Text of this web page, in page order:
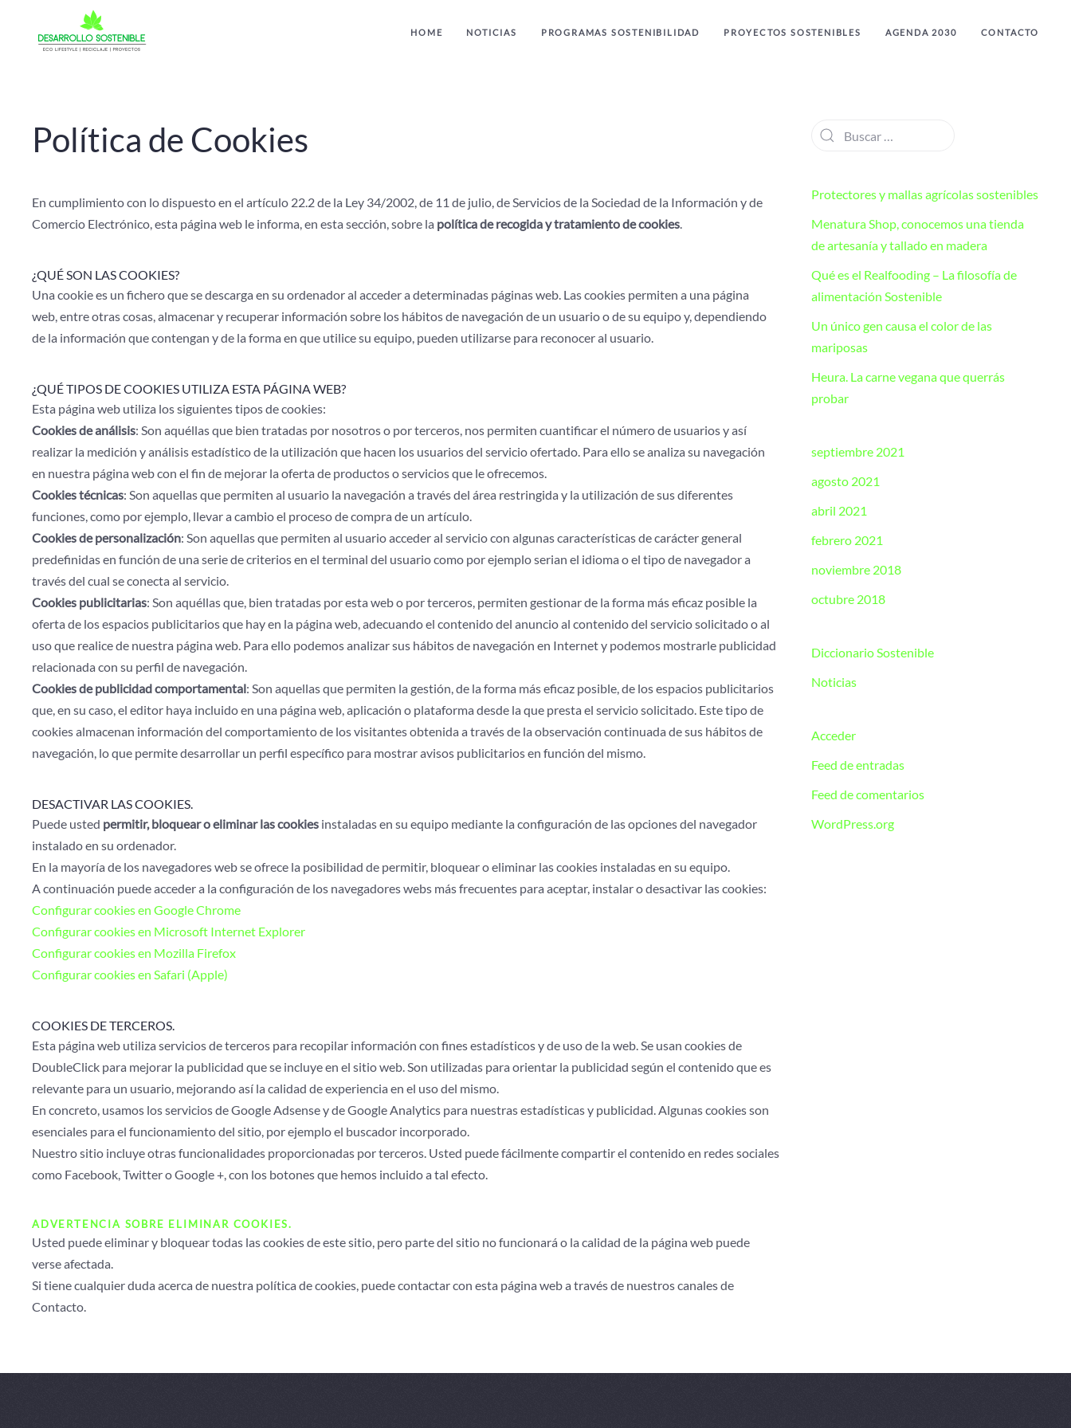
HOME NOTICIAS PROGRAMAS SOSTENIBILIDAD PROYECTOS SOSTENIBLES AGENDA 2030 CONTACTO
Política de Cookies
En cumplimiento con lo dispuesto en el artículo 22.2 de la Ley 34/2002, de 11 de julio, de Servicios de la Sociedad de la Información y de
Comercio Electrónico, esta página web le informa, en esta sección, sobre la política de recogida y tratamiento de cookies.
¿QUÉ SON LAS COOKIES?
Una cookie es un fichero que se descarga en su ordenador al acceder a determinadas páginas web. Las cookies permiten a una página
web, entre otras cosas, almacenar y recuperar información sobre los hábitos de navegación de un usuario o de su equipo y, dependiendo
de la información que contengan y de la forma en que utilice su equipo, pueden utilizarse para reconocer al usuario.
¿QUÉ TIPOS DE COOKIES UTILIZA ESTA PÁGINA WEB?
Esta página web utiliza los siguientes tipos de cookies:
Cookies de análisis: Son aquéllas que bien tratadas por nosotros o por terceros, nos permiten cuantificar el número de usuarios y así
realizar la medición y análisis estadístico de la utilización que hacen los usuarios del servicio ofertado. Para ello se analiza su navegación
en nuestra página web con el fin de mejorar la oferta de productos o servicios que le ofrecemos.
Cookies técnicas: Son aquellas que permiten al usuario la navegación a través del área restringida y la utilización de sus diferentes
funciones, como por ejemplo, llevar a cambio el proceso de compra de un artículo.
Cookies de personalización: Son aquellas que permiten al usuario acceder al servicio con algunas características de carácter general
predefinidas en función de una serie de criterios en el terminal del usuario como por ejemplo serian el idioma o el tipo de navegador a
través del cual se conecta al servicio.
Cookies publicitarias: Son aquéllas que, bien tratadas por esta web o por terceros, permiten gestionar de la forma más eficaz posible la
oferta de los espacios publicitarios que hay en la página web, adecuando el contenido del anuncio al contenido del servicio solicitado o al
uso que realice de nuestra página web. Para ello podemos analizar sus hábitos de navegación en Internet y podemos mostrarle publicidad
relacionada con su perfil de navegación.
Cookies de publicidad comportamental: Son aquellas que permiten la gestión, de la forma más eficaz posible, de los espacios publicitarios
que, en su caso, el editor haya incluido en una página web, aplicación o plataforma desde la que presta el servicio solicitado. Este tipo de
cookies almacenan información del comportamiento de los visitantes obtenida a través de la observación continuada de sus hábitos de
navegación, lo que permite desarrollar un perfil específico para mostrar avisos publicitarios en función del mismo.
DESACTIVAR LAS COOKIES.
Puede usted permitir, bloquear o eliminar las cookies instaladas en su equipo mediante la configuración de las opciones del navegador
instalado en su ordenador.
En la mayoría de los navegadores web se ofrece la posibilidad de permitir, bloquear o eliminar las cookies instaladas en su equipo.
A continuación puede acceder a la configuración de los navegadores webs más frecuentes para aceptar, instalar o desactivar las cookies:
Configurar cookies en Google Chrome
Configurar cookies en Microsoft Internet Explorer
Configurar cookies en Mozilla Firefox
Configurar cookies en Safari (Apple)
COOKIES DE TERCEROS.
Esta página web utiliza servicios de terceros para recopilar información con fines estadísticos y de uso de la web. Se usan cookies de
DoubleClick para mejorar la publicidad que se incluye en el sitio web. Son utilizadas para orientar la publicidad según el contenido que es
relevante para un usuario, mejorando así la calidad de experiencia en el uso del mismo.
En concreto, usamos los servicios de Google Adsense y de Google Analytics para nuestras estadísticas y publicidad. Algunas cookies son
esenciales para el funcionamiento del sitio, por ejemplo el buscador incorporado.
Nuestro sitio incluye otras funcionalidades proporcionadas por terceros. Usted puede fácilmente compartir el contenido en redes sociales
como Facebook, Twitter o Google +, con los botones que hemos incluido a tal efecto.
ADVERTENCIA SOBRE ELIMINAR COOKIES.
Usted puede eliminar y bloquear todas las cookies de este sitio, pero parte del sitio no funcionará o la calidad de la página web puede
verse afectada.
Si tiene cualquier duda acerca de nuestra política de cookies, puede contactar con esta página web a través de nuestros canales de
Contacto.
Protectores y mallas agrícolas sostenibles
Menatura Shop, conocemos una tienda
de artesanía y tallado en madera
Qué es el Realfooding – La filosofía de
alimentación Sostenible
Un único gen causa el color de las
mariposas
Heura. La carne vegana que querrás
probar
septiembre 2021
agosto 2021
abril 2021
febrero 2021
noviembre 2018
octubre 2018
Diccionario Sostenible
Noticias
Acceder
Feed de entradas
Feed de comentarios
WordPress.org